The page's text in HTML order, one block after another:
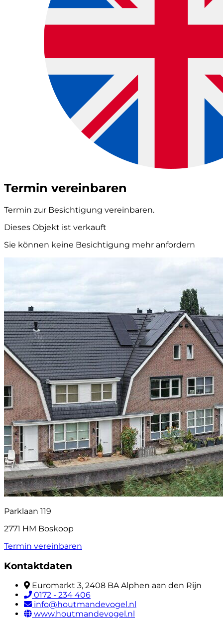
Termin vereinbaren
Termin zur Besichtigung vereinbaren.
Dieses Objekt ist verkauft
Sie können keine Besichtigung mehr anfordern
Parklaan 119
2771 HM Boskoop
Termin vereinbaren
Kontaktdaten
Euromarkt 3, 2408 BA Alphen aan den Rijn
0172 - 234 406
info@houtmandevogel.nl
www.houtmandevogel.nl